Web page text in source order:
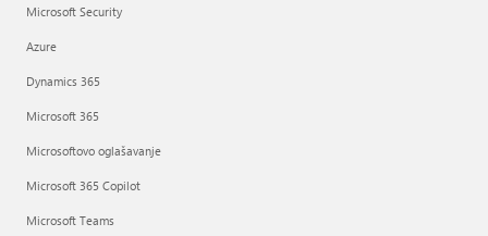
Microsoft Security
Azure
Dynamics 365
Microsoft 365
Microsoftovo oglašavanje
Microsoft 365 Copilot
Microsoft Teams